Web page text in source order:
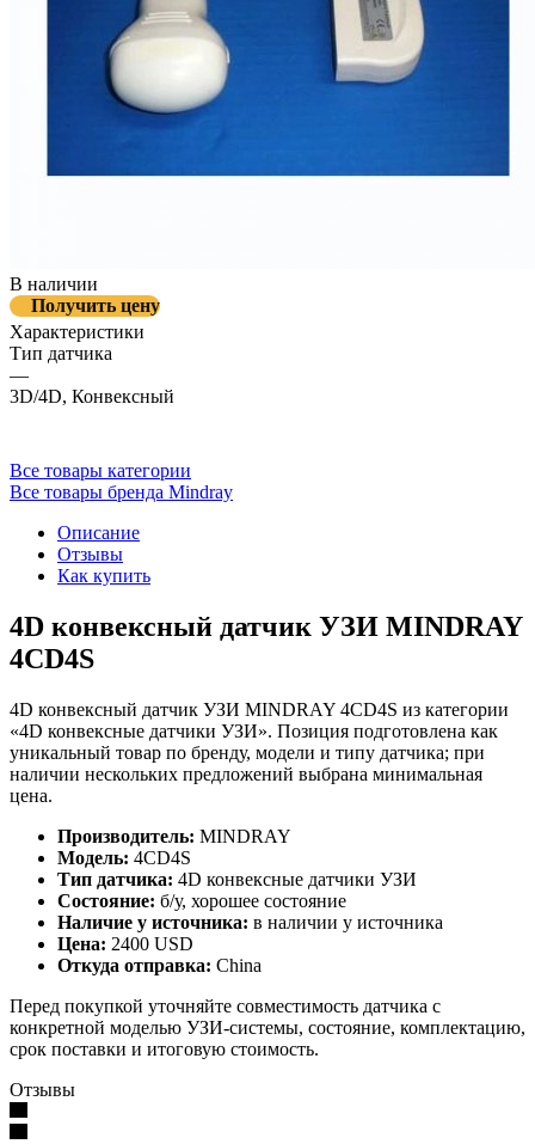
В наличии
Получить цену
Характеристики
Тип датчика
—
3D/4D, Конвексный
Все товары категории
Все товары бренда Mindray
Описание
Отзывы
Как купить
4D конвексный датчик УЗИ MINDRAY
4CD4S
4D конвексный датчик УЗИ MINDRAY 4CD4S из категории
«4D конвексные датчики УЗИ». Позиция подготовлена как
уникальный товар по бренду, модели и типу датчика; при
наличии нескольких предложений выбрана минимальная
цена.
Производитель: MINDRAY
Модель: 4CD4S
Тип датчика: 4D конвексные датчики УЗИ
Состояние: б/у, хорошее состояние
Наличие у источника: в наличии у источника
Цена: 2400 USD
Откуда отправка: China
Перед покупкой уточняйте совместимость датчика с
конкретной моделью УЗИ-системы, состояние, комплектацию,
срок поставки и итоговую стоимость.
Отзывы